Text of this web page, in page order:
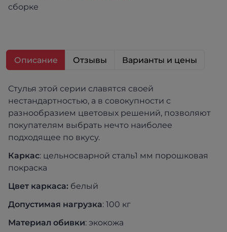
сборке
Описание Отзывы Варианты и цены
Стулья этой серии славятся своей
нестандартностью, а в совокупности с
разнообразием цветовых решений, позволяют
покупателям выбрать нечто наиболее
подходящее по вкусу.
Каркас: цельносварной сталь1 мм порошковая
покраска
Цвет каркаса: белый
Допустимая нагрузка: 100 кг
Материал обивки: экокожа